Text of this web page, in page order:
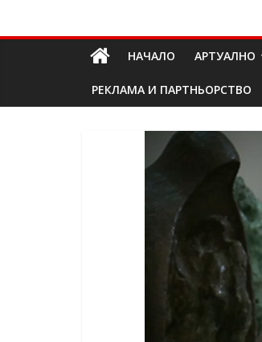
Долап
БГ
изкуство|
пътешествия|
НАЧАЛО АРТУАЛНО
РЕКЛАМА И ПАРТНЬОРСТВО